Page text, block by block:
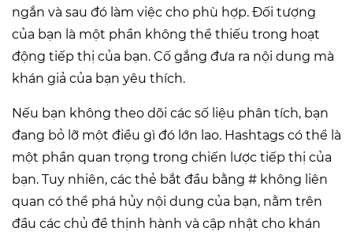
ngắn và sau đó làm việc cho phù hợp. Đối tượng
của bạn là một phần không thể thiếu trong hoạt
động tiếp thị của bạn. Cố gắng đưa ra nội dung mà
khán giả của bạn yêu thích.
Nếu bạn không theo dõi các số liệu phân tích, bạn
đang bỏ lỡ một điều gì đó lớn lao. Hashtags có thể là
một phần quan trọng trong chiến lược tiếp thị của
bạn. Tuy nhiên, các thẻ bắt đầu bằng # không liên
quan có thể phá hủy nội dung của bạn, nằm trên
đầu các chủ đề thịnh hành và cập nhật cho khán